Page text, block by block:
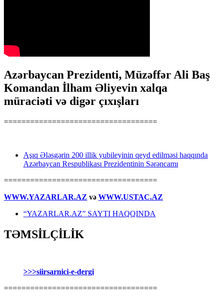
Azərbaycan Prezidenti, Müzəffər Ali Baş
Komandan İlham Əliyevin xalqa
müraciəti və digər çıxışları
===================================
Aşıq Ələsgərin 200 illik yubileyinin qeyd edilməsi haqqında
Azərbaycan Respublikası Prezidentinin Sərəncamı
===================================
WWW.YAZARLAR.AZ və WWW.USTAC.AZ
“YAZARLAR.AZ” SAYTI HAQQINDA
TƏMSİLÇİLİK
>>>siirsarnici-e-dergi
===================================